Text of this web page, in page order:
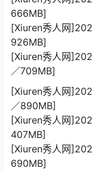
666MB]
[Xiuren秀人网
926MB]
[Xiuren秀人网
／709MB]
[Xiuren秀人网
／890MB]
[Xiuren秀人网
407MB]
[Xiuren秀人网
690MB]